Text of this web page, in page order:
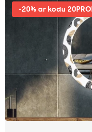
-20% ar kodu